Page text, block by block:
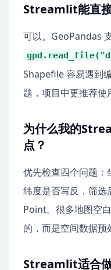
Streamlit能直
可以。GeoPandas
Shapefile 容易遇到
题，项目中更推荐使
为什么我的
点？
优先检查四个问题：
纬度是否写反，筛选
Point。很多地图空
的，而是空间数据预
Streamlit适合